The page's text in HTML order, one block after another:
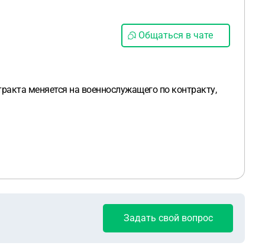
Общаться в чате
меняется на военнослужащего по контракту,
Задать свой вопрос